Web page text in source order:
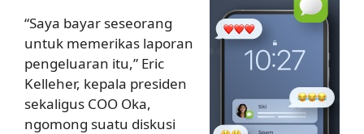
“Saya bayar seseorang
untuk memerikas laporan
pengeluaran itu,” Eric
Kelleher, kepala presiden
sekaligus COO Oka,
ngomong suatu diskusi